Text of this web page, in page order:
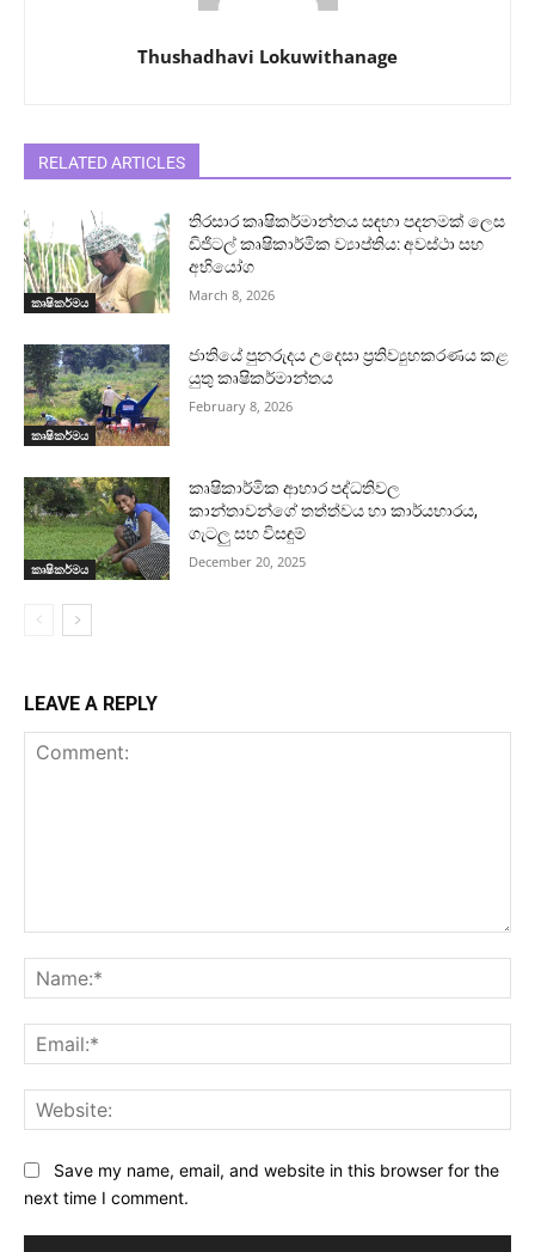
Thushadhavi Lokuwithanage
RELATED ARTICLES
කෘෂිකර්මය
තිරසාර කෘෂිකර්මාන්තය සඳහා පදනමක් ලෙස
ඩිජිටල් කෘෂිකාර්මික ව්‍යාප්තිය: අවස්ථා සහ
අභියෝග
March 8, 2026
කෘෂිකර්මය
ජාතියේ පුනරුදය උදෙසා ප්‍රතිව්‍යුහකරණය කළ
යුතු කෘෂිකර්මාන්තය
February 8, 2026
කෘෂිකර්මය
කෘෂිකාර්මික ආහාර පද්ධතිවල
කාන්තාවන්ගේ තත්ත්වය හා කාර්යභාරය,
ගැටලු සහ විසඳුම්
December 20, 2025
LEAVE A REPLY
Save my name, email, and website in this browser for the
next time I comment.